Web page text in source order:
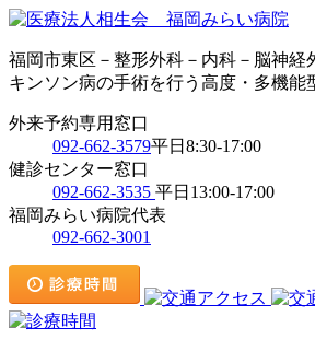
福岡市東区－整形外科－内科－脳神経
キンソン病の手術を行う高度・多機能
外来予約専用窓口
092-662-3579平日8:30-17:00
健診センター窓口
092-662-3535 平日13:00-17:00
福岡みらい病院代表
092-662-3001